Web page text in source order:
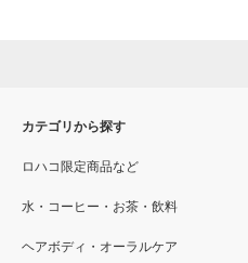
カテゴリから探す
ロハコ限定商品など
水・コーヒー・お茶・飲料
ヘアボディ・オーラルケア